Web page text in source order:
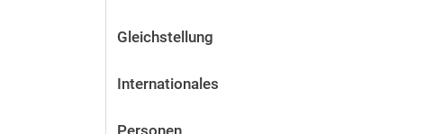
Gleichstellung
Internationales
Personen